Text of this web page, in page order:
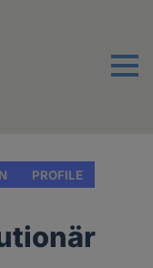
Menu
PROFILE